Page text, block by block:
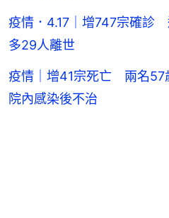
疫情．4.17｜增747宗確
多29人離世
疫情｜增41宗死亡 兩名
院內感染後不治